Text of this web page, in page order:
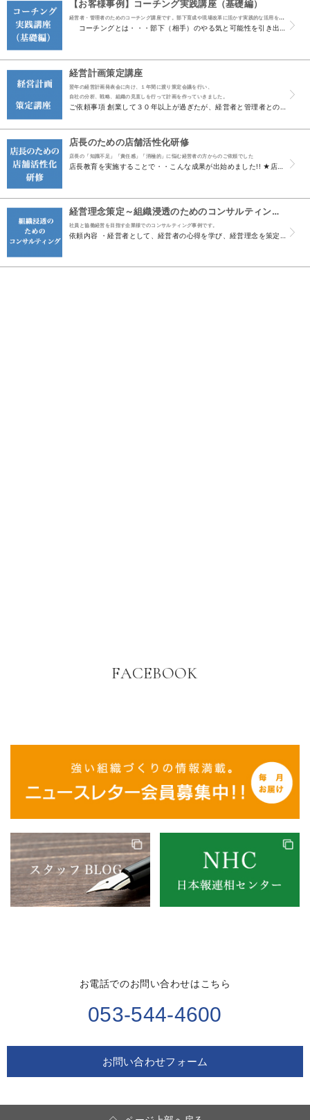
【お客様事例】コーチング実践講座（基礎編）
経営者・管理者のためのコーチング講座です。部下育成や現場改革に活かす実践的な活用を重点に
コーチングとは・・・部下（相手）のやる気と可能性を引き出すコミュニケーション技法です。 そして昨今では、「コーチング」という言葉をTVや本、人材育成の研修で多数紹介...
経営計画策定講座
翌年の経営計画発表会に向け、１年間に渡り策定会議を行い、
自社の分析、戦略、組織の見直しを行って計画を作っていきました。
ご依頼事項 創業して３０年以上が過ぎたが、経営者と管理者とのもめごとと信頼関係の欠如、 それに伴い一般社員の心のベクトルがバラバラな状態であったとのこと。 また、将来に対する不安感やただ仕事を...
店長のための店舗活性化研修
店長の「知識不足」「責任感」「消極的」に悩む経営者の方からのご依頼でした
店長教育を実施することで・・こんな成果が出始めました!! ★店長の「巻き込み力」と「推進力」により・・・・ 苦情件数の減少・残業時間の減少・リピート顧客の取り込み力向上に!! 苦情数の減少4～...
経営理念策定～組織浸透のためのコンサルティング 事例紹介
社員と協働経営を目指す企業様でのコンサルティング事例です。
依頼内容 ・経営者として、経営者の心得を学び、経営理念を策定しながら、社員と共に会社を良くしていきたい。 ・今後の事業継承のため、経営陣４名との意思統一を図りたい。 ・社員のレベルアップを図り...
FACEBOOK
お電話でのお問い合わせはこちら
053-544-4600
お問い合わせフォーム